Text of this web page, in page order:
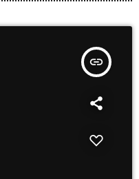
insert_link